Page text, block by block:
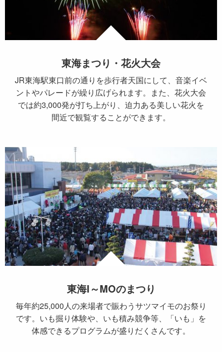
東海まつり・花火大会
JR東海駅東口前の通りを歩行者天国にして、音楽イベ
ントやパレードが繰り広げられます。また、花火大会
では約3,000発が打ち上がり、迫力ある美しい花火を
間近で観覧することができます。
東海I～MOのまつり
毎年約25,000人の来場者で賑わうサツマイモのお祭り
です。いも掘り体験や、いも積み競争等、「いも」を
体感できるプログラムが盛りだくさんです。